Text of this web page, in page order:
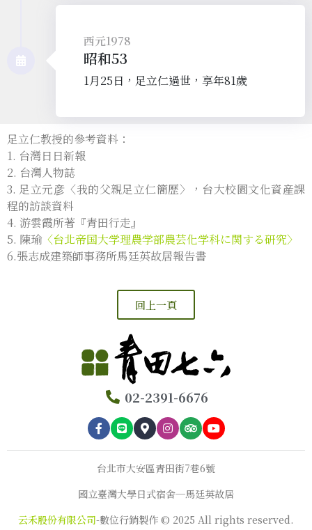
西元1978
昭和53
1月25日，足立仁過世，享年81歲
足立仁教授的參考資料：
1. 台灣日日新報
2. 台灣人物誌
3. 足立元彦〈我的父親足立仁簡歴〉，台大校園文化資産課
程的訪談資料
4. 游雲霞所著『青田行走』
5. 陳瑜 〈台北帝国大学理農学部農芸化学科に関する研究〉
6.張志成建築師事務所馬廷英故居報告書
回上一頁
02-2391-6676
台北市大安區青田街7巷6號
國立臺灣大學日式宿舍─馬廷英故居
云禾股份有限公司-數位行銷製作 © 2025 All rights reserved.